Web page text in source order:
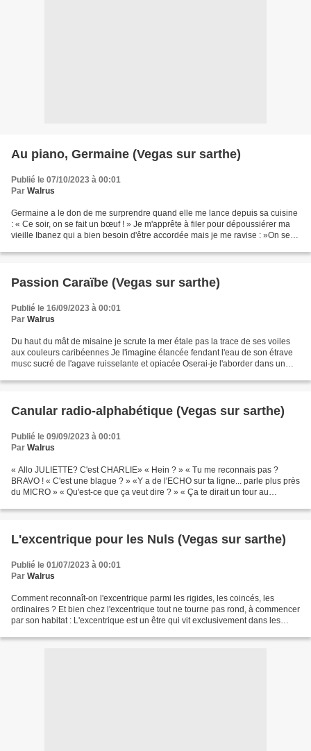
Au piano, Germaine (Vegas sur sarthe)
Publié le 07/10/2023 à 00:01
Par Walrus
Germaine a le don de me surprendre quand elle me lance depuis sa cuisine
: « Ce soir, on se fait un bœuf ! » Je m'apprête à filer pour dépoussiérer ma
vieille Ibanez qui a bien besoin d'être accordée mais je me ravise : »On sera
Passion Caraïbe (Vegas sur sarthe)
Publié le 16/09/2023 à 00:01
Par Walrus
Du haut du mât de misaine je scrute la mer étale pas la trace de ses voiles
aux couleurs caribéennes Je l'imagine élancée fendant l'eau de son étrave
musc sucré de l'agave ruisselante et opiacée Oserai-je l'aborder dans un
Canular radio-alphabétique (Vegas sur sarthe)
Publié le 09/09/2023 à 00:01
Par Walrus
« Allo JULIETTE? C'est CHARLIE» « Hein ? » « Tu me reconnais pas ?
BRAVO ! « C'est une blague ? » «Y a de l'ECHO sur ta ligne... parle plus près
du MICRO » « Qu'est-ce que ça veut dire ? » « Ça te dirait un tour au
L'excentrique pour les Nuls (Vegas sur sarthe)
Publié le 01/07/2023 à 00:01
Par Walrus
Comment reconnaît-on l'excentrique parmi les rigides, les coincés, les
ordinaires ? Et bien chez l'excentrique tout ne tourne pas rond, à commencer
par son habitat : L'excentrique est un être qui vit exclusivement dans les